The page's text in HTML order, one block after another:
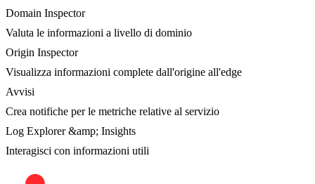
Domain Inspector
Valuta le informazioni a livello di dominio
Origin Inspector
Visualizza informazioni complete dall'origine all'edge
Avvisi
Crea notifiche per le metriche relative al servizio
Log Explorer &amp; Insights
Interagisci con informazioni utili